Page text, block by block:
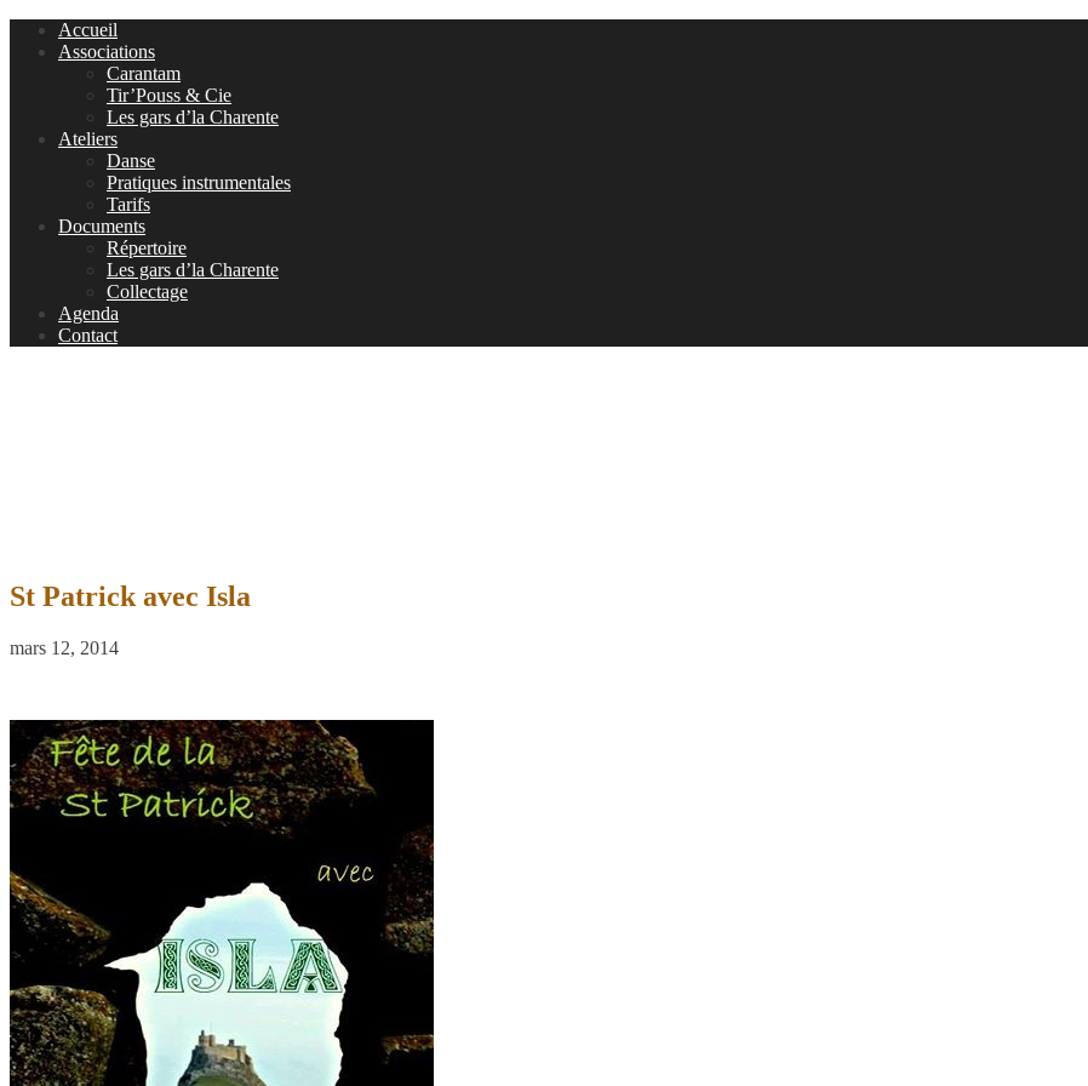
Accueil
Associations
Carantam
Tir’Pouss & Cie
Les gars d’la Charente
Ateliers
Danse
Pratiques instrumentales
Tarifs
Documents
Répertoire
Les gars d’la Charente
Collectage
Agenda
Contact
St Patrick avec Isla
mars 12, 2014